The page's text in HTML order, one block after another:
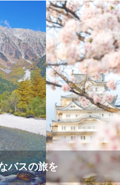
バスの旅を